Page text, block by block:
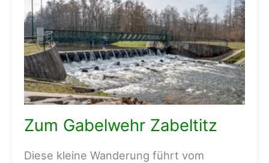
Zum Gabelwehr Zabeltitz
Diese kleine Wanderung führt vom